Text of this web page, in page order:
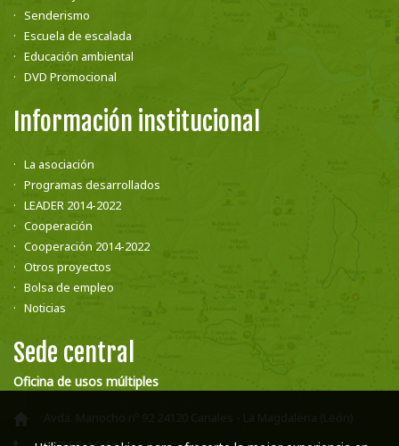
Senderismo
Escuela de escalada
Educación ambiental
DVD Promocional
Información institucional
La asociación
Programas desarrollados
LEADER 2014-2022
Cooperación
Cooperación 2014-2022
Otros proyectos
Bolsa de empleo
Noticias
Sede central
Oficina de usos múltiples
Avda. Manocho nº 92 24120 Canales - La Magdalena (León)